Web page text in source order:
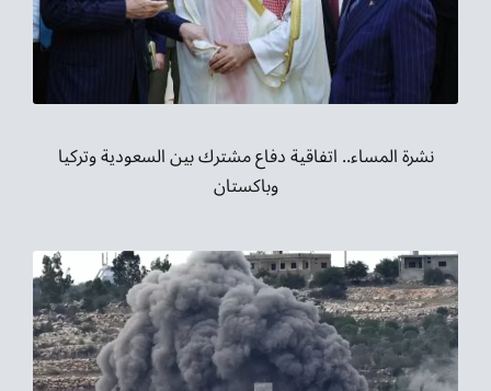
نشرة المساء.. اتفاقية دفاع مشترك بين السعودية وتركيا
وباكستان